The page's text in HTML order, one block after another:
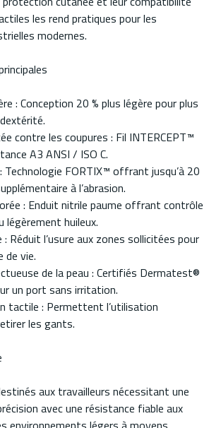
les rend pratiques pour les
modernes.
: Conception 20 % plus légère pour plus
contre les coupures : Fil INTERCEPT™
A3 ANSI / ISO C.
Technologie FORTIX™ offrant jusqu’à 20
à l’abrasion.
: Enduit nitrile paume offrant contrôle
légèrement huileux.
Réduit l’usure aux zones sollicitées pour
de vie.
de la peau : Certifiés Dermatest®
un port sans irritation.
tactile : Permettent l’utilisation
les gants.
aux travailleurs nécessitant une
avec une résistance fiable aux